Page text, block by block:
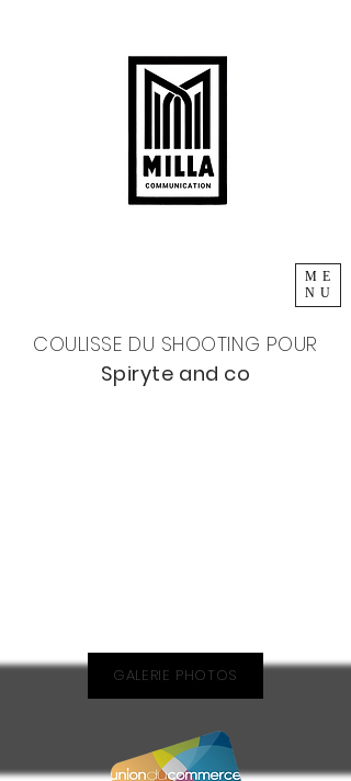
ME
NU
COULISSE DU SHOOTING POUR
Spiryte and co
GALERIE PHOTOS